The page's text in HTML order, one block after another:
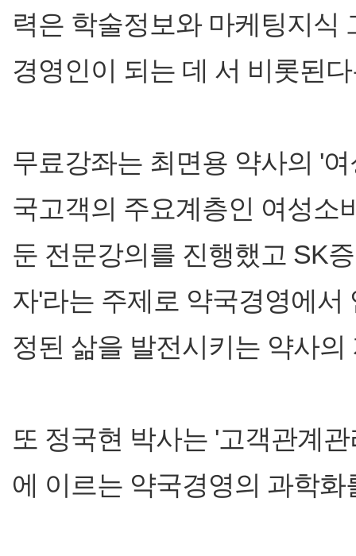
력은 학술정보와 마케팅지식
경영인이 되는 데 서 비롯된
무료강좌는 최면용 약사의 '
국고객의 주요계층인 여성소
둔 전문강의를 진행했고 SK
자'라는 주제로 약국경영에
정된 삶을 발전시키는 약사의
또 정국현 박사는 '고객관계
에 이르는 약국경영의 과학화